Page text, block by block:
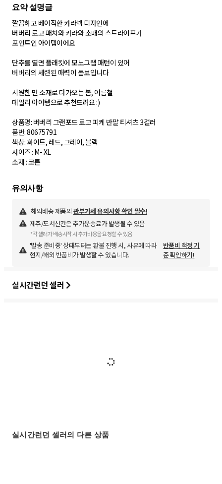
요약 설명글
깔끔하고 베이직한 카라넥 디자인에
버버리 로고 패치와 카라와 소매의 스트라이프가
포인트인 아이템이에요
단추를 열면 플래킷에 모노그램 패턴이 있어
버버리의 세련된 매력이 돋보입니다
시원한 면 소재로 다가오는 봄, 여름철
데일리 아이템으로 추천드려요 :)
상품명: 버버리 그랜포드 로고 피케 반팔 티셔츠 3컬러
품번: 80675791
색상: 화이트, 레드, 그레이, 블랙
사이즈 : M- XL
소재 : 코튼
유의사항
해외배송 제품의 관부가세 유의사항 확인 필수!
제주/도서산간은 추가운송료가 발생될 수 있음
*각 셀러가 배송시작 시 추가비용을 요청할 수 있음
'발송 준비중' 상태부터는 환불 진행 시, 사유에 따라
현지/해외 반품비가 발생할 수 있습니다.
반품비 책정 기
준 확인하기!
실시간런던 셀러
실시간런던 셀러의 다른 상품